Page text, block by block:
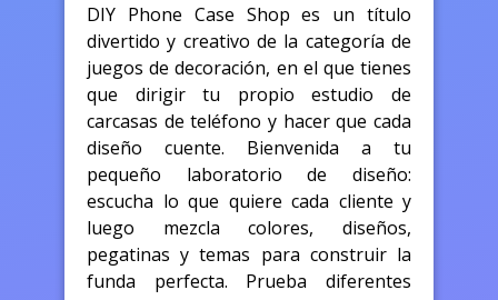
DIY Phone Case Shop es un título
divertido y creativo de la categoría de
juegos de decoración, en el que tienes
que dirigir tu propio estudio de
carcasas de teléfono y hacer que cada
diseño cuente. Bienvenida a tu
pequeño laboratorio de diseño:
escucha lo que quiere cada cliente y
luego mezcla colores, diseños,
pegatinas y temas para construir la
funda perfecta. Prueba diferentes